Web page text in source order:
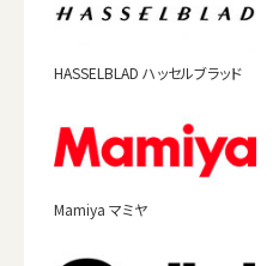
HASSELBLAD ハッセルブラッド
Mamiya マミヤ